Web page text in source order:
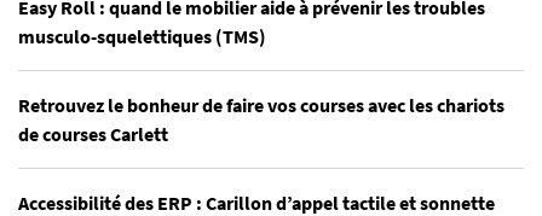
Easy Roll : quand le mobilier aide à prévenir les troubles
musculo-squelettiques (TMS)
Retrouvez le bonheur de faire vos courses avec les chariots
de courses Carlett
Accessibilité des ERP : Carillon d’appel tactile et sonnette